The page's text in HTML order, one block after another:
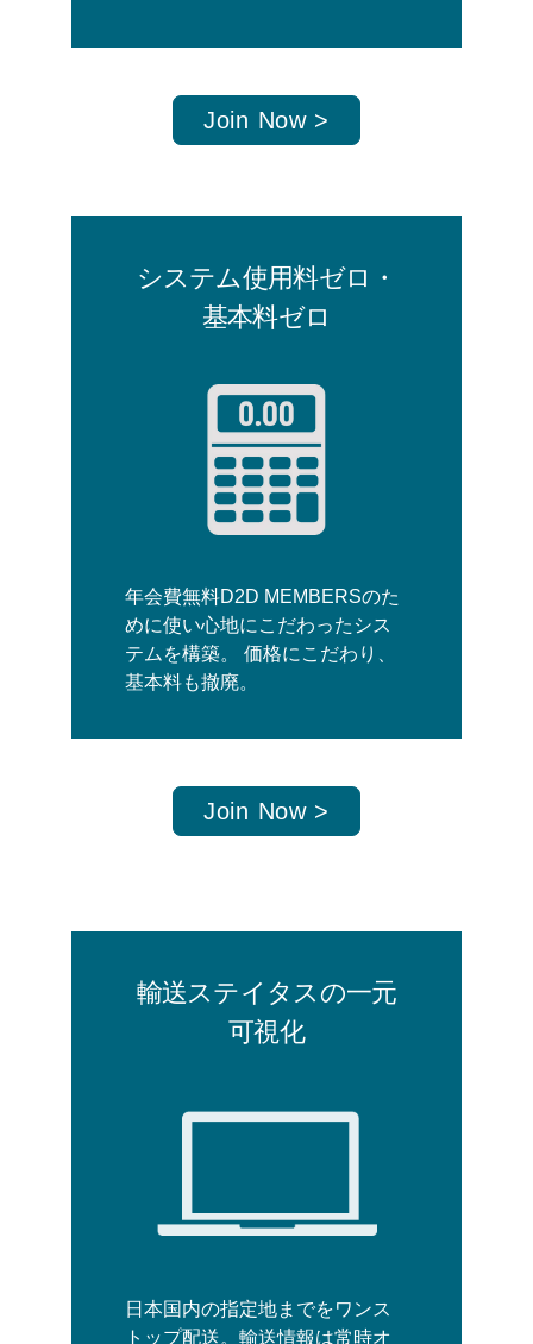
Join Now >
システム使用料ゼロ・
基本料ゼロ
年会費無料D2D MEMBERSのた
めに使い心地にこだわったシス
テムを構築。 価格にこだわり、
基本料も撤廃。
Join Now >
輸送ステイタスの一元
可視化
日本国内の指定地までをワンス
トップ配送。輸送情報は常時オ